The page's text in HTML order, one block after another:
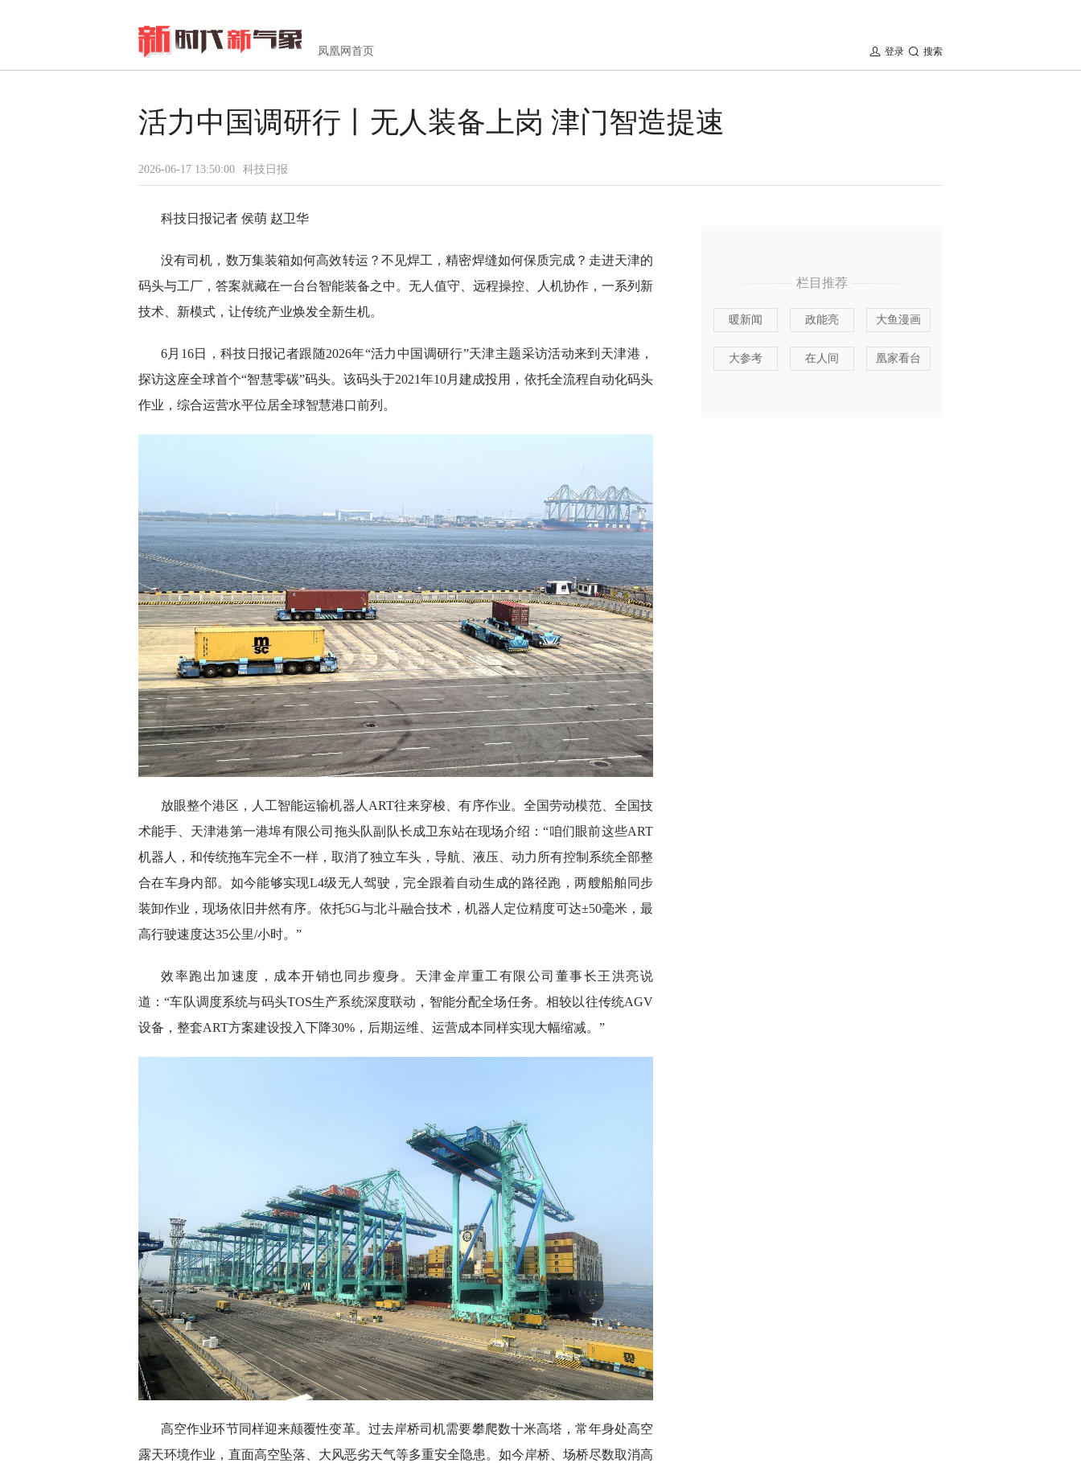
凤凰网首页 搜索
登录
活力中国调研行丨无人装备上岗 津门智造提速
2026-06-17 13:50:00 科技日报
科技日报记者 侯萌 赵卫华
没有司机，数万集装箱如何高效转运？不见焊工，精密焊缝如何保质完成？走进天津的
码头与工厂，答案就藏在一台台智能装备之中。无人值守、远程操控、人机协作，一系列新
技术、新模式，让传统产业焕发全新生机。
6月16日，科技日报记者跟随2026年“活力中国调研行”天津主题采访活动来到天津港，
探访这座全球首个“智慧零碳”码头。该码头于2021年10月建成投用，依托全流程自动化码头
作业，综合运营水平位居全球智慧港口前列。
放眼整个港区，人工智能运输机器人ART往来穿梭、有序作业。全国劳动模范、全国技
术能手、天津港第一港埠有限公司拖头队副队长成卫东站在现场介绍：“咱们眼前这些ART
机器人，和传统拖车完全不一样，取消了独立车头，导航、液压、动力所有控制系统全部整
合在车身内部。如今能够实现L4级无人驾驶，完全跟着自动生成的路径跑，两艘船舶同步
装卸作业，现场依旧井然有序。依托5G与北斗融合技术，机器人定位精度可达±50毫米，最
高行驶速度达35公里/小时。”
效率跑出加速度，成本开销也同步瘦身。天津金岸重工有限公司董事长王洪亮说
道：“车队调度系统与码头TOS生产系统深度联动，智能分配全场任务。相较以往传统AGV
设备，整套ART方案建设投入下降30%，后期运维、运营成本同样实现大幅缩减。”
高空作业环节同样迎来颠覆性变革。过去岸桥司机需要攀爬数十米高塔，常年身处高空
露天环境作业，直面高空坠落、大风恶劣天气等多重安全隐患。如今岸桥、场桥尽数取消高
栏目推荐
暖新闻 政能亮 大鱼漫画
大参考 在人间 凰家看台